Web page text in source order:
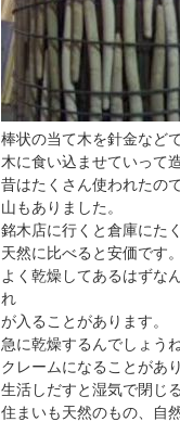
棒状の当て木を針金など
木に食い込ませていって
昔はたくさん使われたの
山もありました。
銘木店に行くと倉庫にた
天然に比べると安価です。
よく乾燥してあるはずな
れ
が入ることがあります。
急に乾燥するんでしょうね
クレームになることがあ
生活しだすと湿気で閉じ
住まいも天然のもの、自